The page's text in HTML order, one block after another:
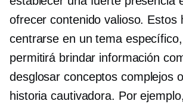
ofrecer contenido valioso. Estos
centrarse en un tema
permitirá brindar información
desglosar conceptos complejos
historia cautivadora. Por